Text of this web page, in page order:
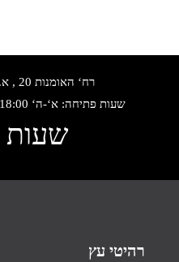
רח‘ האומנות 20 , א.ת חדש נתניה, טלפון:
שעות פתיחה: א‘-ה‘ 10:00-18:00 , שישי: 9:00-14:00
שעות
רהיטי עץ